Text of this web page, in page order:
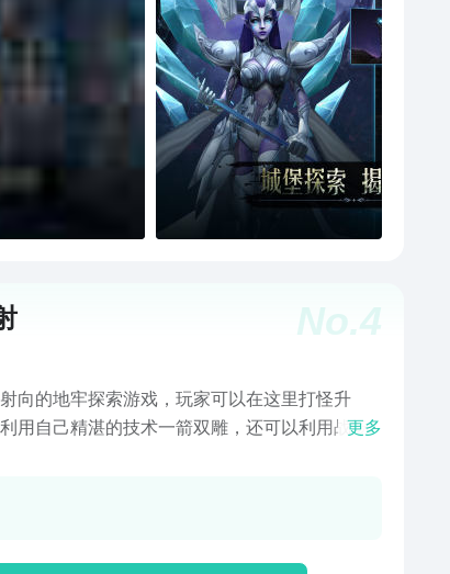
No.4
向的地牢探索游戏，玩家可以在这里打怪升
用自己精湛的技术一箭双雕，还可以利用战场
更多